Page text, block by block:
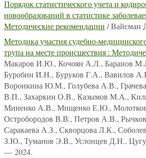
Порядок статистического учета и
новообразований в статистике
Методические рекомендации /
Методика участия судебно-
трупа на месте происшествия :
Макаров И.Ю., Кочоян А.Л., Баранов
Буробин И.Н., Буруков Г.А., Вавилов
Воронкина Ю.М., Голубева А.В.,
В.П., Захаркин О.В., Казымов М.А.,
Миненко А.В., Мищенко Е.Ю.,
Остробородов В.В., Петров А.В.,
Саракаева А.З., Скворцова Л.К.,
З.Ю., Туманов Э.В., Услонцев Д.Н.,
— 2024.